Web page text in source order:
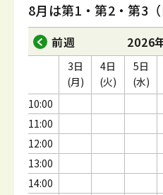
8月は第1・第2・第3
前週 2026
10:00
11:00
12:00
13:00
14:00
3日
(月)
4日
(火)
5日
(水)